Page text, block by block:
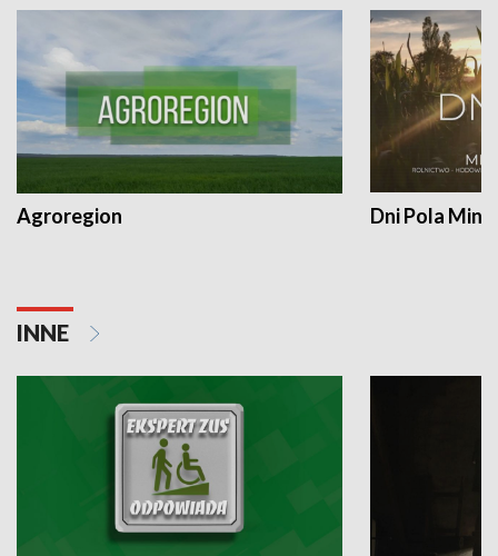
Agroregion Dni Pola
INNE